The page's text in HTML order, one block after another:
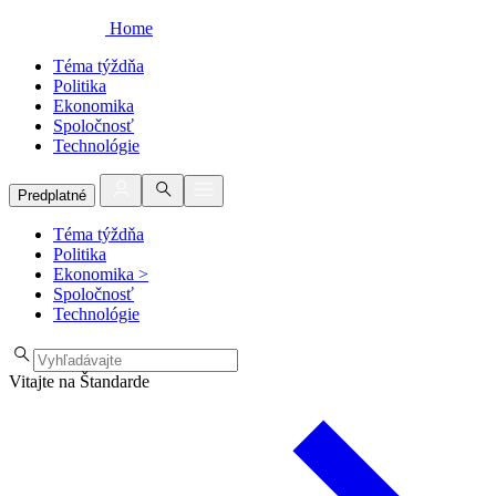
Home
Téma týždňa
Politika
Ekonomika
Spoločnosť
Technológie
Predplatné
Téma týždňa
Politika
Ekonomika >
Spoločnosť
Technológie
Vitajte na Štandarde